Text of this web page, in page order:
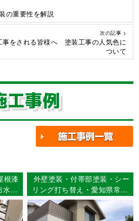
の重要性を解説
次の記事 >
事をされる皆様へ 塗装工事の人気色に
ついて
工事例
漆
水工
外壁塗装・付帯部塗装・シー
リング打ち替え・愛知県常滑
市 F様邸